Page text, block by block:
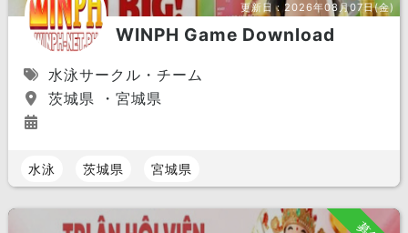
更新日：2026年08月07日(金)
WINPH Game Download
水泳サークル・チーム
茨城県 ・宮城県
水泳 茨城県 宮城県